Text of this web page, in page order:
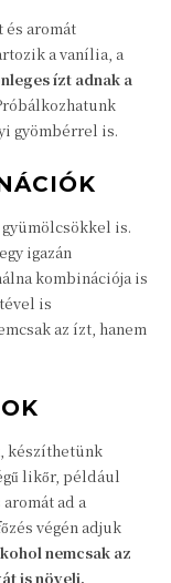
és aromát
a vanília, a
ízt adnak a
gyömbérrel is.
is.
igazán
kombinációja is
is
az ízt, hanem
készíthetünk
likőr, például
ad a
végén adjuk
nemcsak az
is növeli.